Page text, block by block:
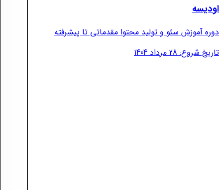
اودیسه
دوره آموزش سئو و تولید محتوا مقدماتی تا پیشرفته
تاریخ شروع: 28 مرداد 1404